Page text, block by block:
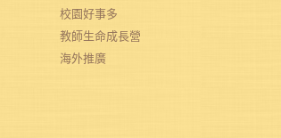
校園好事多
教師生命成長營
海外推廣